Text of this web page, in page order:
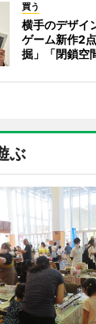
買う
横手のデザイ
ゲーム新作2
掘」「閉鎖空
ぶ